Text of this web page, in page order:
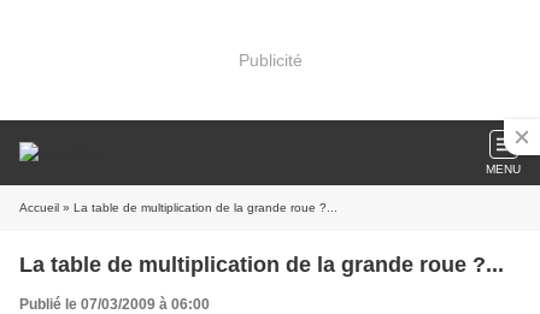
Publicité
MENU
Accueil » La table de multiplication de la grande roue ?...
La table de multiplication de la grande roue ?...
Publié le 07/03/2009 à 06:00